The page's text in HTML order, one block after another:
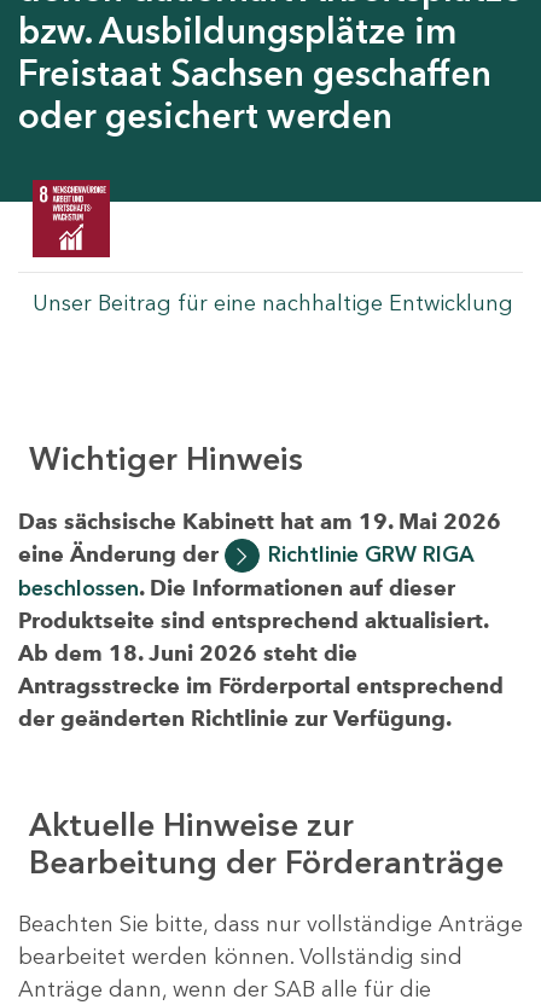
bzw. Ausbildungsplätze im
Freistaat Sachsen geschaffen
oder gesichert werden
Unser Beitrag für eine nachhaltige Entwicklung
Wichtiger Hinweis
Das sächsische Kabinett hat am 19. Mai 2026
eine Änderung der
Richtlinie GRW RIGA
beschlossen. Die Informationen auf dieser
Produktseite sind entsprechend aktualisiert.
Ab dem 18. Juni 2026 steht die
Antragsstrecke im Förderportal entsprechend
der geänderten Richtlinie zur Verfügung.
Aktuelle Hinweise zur
Bearbeitung der Förderanträge
Beachten Sie bitte, dass nur vollständige Anträge
bearbeitet werden können. Vollständig sind
Anträge dann, wenn der SAB alle für die